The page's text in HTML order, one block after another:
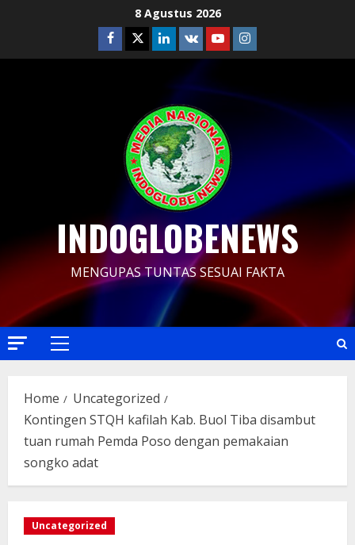
8 Agustus 2026
Facebook
TwitterLinkedin
VK YoutubeInstagram
INDOGLOBENEWS
MENGUPAS TUNTAS SESUAI FAKTA
Primary
Home
Uncategorized
Kontingen STQH kafilah Kab. Buol Tiba disambut
tuan rumah Pemda Poso dengan pemakaian
songko adat
Uncategorized